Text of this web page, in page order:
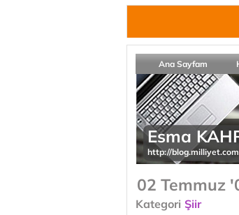
Ana Sayfam
Esma
http://
02 Temmuz
Kategori Şiir